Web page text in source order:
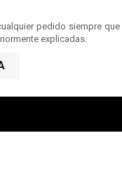
pedido siempre
explicadas.